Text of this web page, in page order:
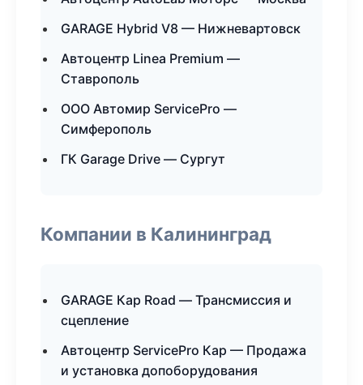
GARAGE Hybrid V8 — Нижневартовск
Автоцентр Linea Premium —
Ставрополь
ООО Автомир ServicePro —
Симферополь
ГК Garage Drive — Сургут
Компании в Калининград
GARAGE Кар Road — Трансмиссия и
сцепление
Автоцентр ServicePro Кар — Продажа
и установка допоборудования